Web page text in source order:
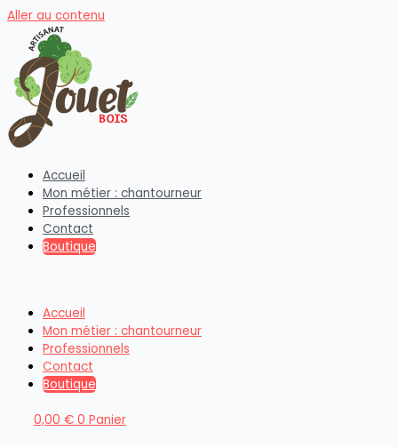
Aller au contenu
Accueil
Mon métier : chantourneur
Professionnels
Contact
Boutique
Accueil
Mon métier : chantourneur
Professionnels
Contact
Boutique
0,00 € 0 Panier